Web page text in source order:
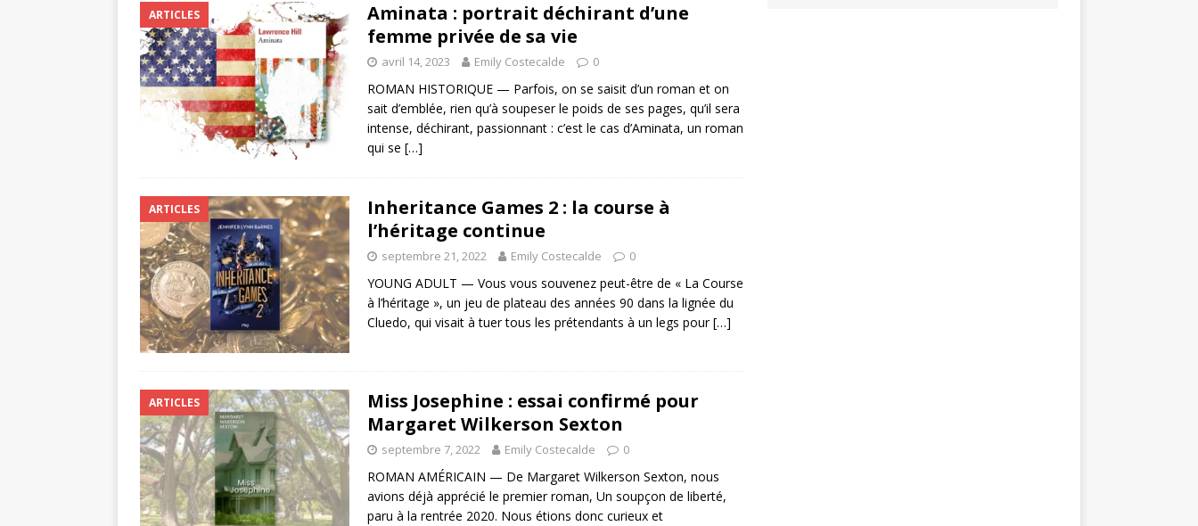
ARTICLES
Aminata : portrait déchirant d’une
femme privée de sa vie
avril 14, 2023 Emily Costecalde 0
ROMAN HISTORIQUE — Parfois, on se saisit d’un roman et on
sait d’emblée, rien qu’à soupeser le poids de ses pages, qu’il sera
intense, déchirant, passionnant : c’est le cas d’Aminata, un roman
qui se […]
ARTICLES
Inheritance Games 2 : la course à
l’héritage continue
septembre 21, 2022 Emily Costecalde 0
YOUNG ADULT — Vous vous souvenez peut-être de « La Course
à l’héritage », un jeu de plateau des années 90 dans la lignée du
Cluedo, qui visait à tuer tous les prétendants à un legs pour[…]
ARTICLES
Miss Josephine : essai confirmé pour
Margaret Wilkerson Sexton
septembre 7, 2022 Emily Costecalde 0
ROMAN AMÉRICAIN — De Margaret Wilkerson Sexton, nous
avions déjà apprécié le premier roman, Un soupçon de liberté,
paru à la rentrée 2020. Nous étions donc curieux et